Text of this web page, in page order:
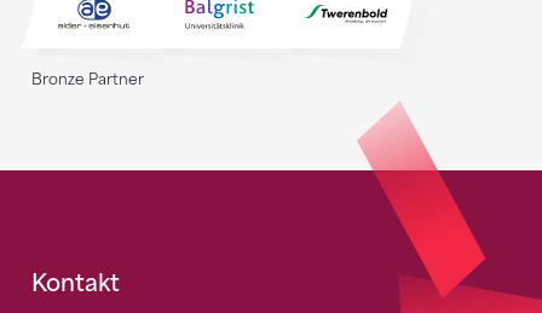
Bronze Partner
Fusszeile
Kontakt